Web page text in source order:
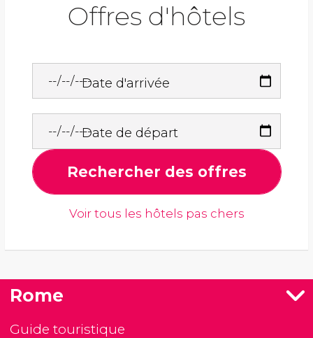
Offres d'hôtels
Date d'arrivée
Date de départ
Rechercher des offres
Voir tous les hôtels pas chers
Rome
Guide touristique